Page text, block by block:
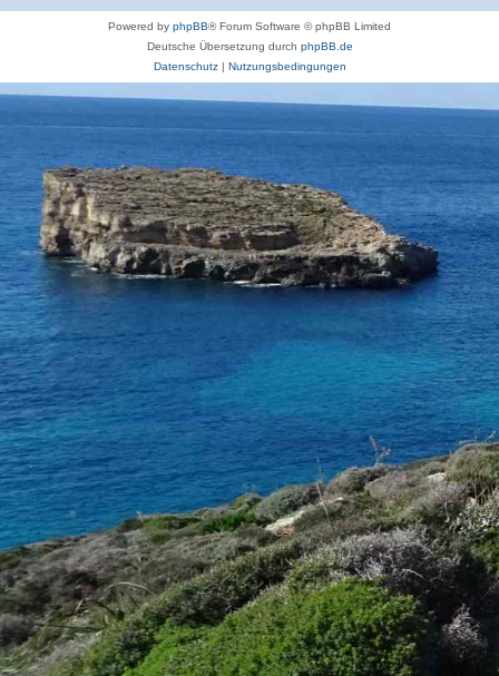
Powered by phpBB® Forum Software © phpBB Limited
Deutsche Übersetzung durch phpBB.de
Datenschutz| Nutzungsbedingungen